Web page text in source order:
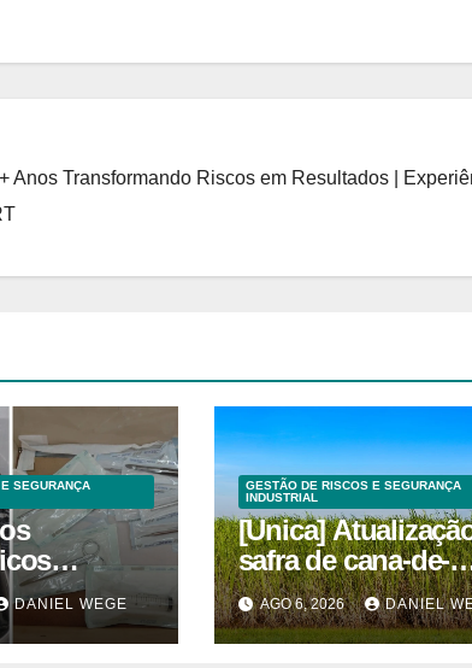
Anos Transformando Riscos em Resultados |
SEGURANÇA
em
DANIEL WEGE
GESTÃO DE RISCOS E SEGURANÇA
INDUSTRIAL
[Unica]
safra de cana-de-
açúcar 2026/27 –
quinzenas de
AGO 6, 2026 DANIEL